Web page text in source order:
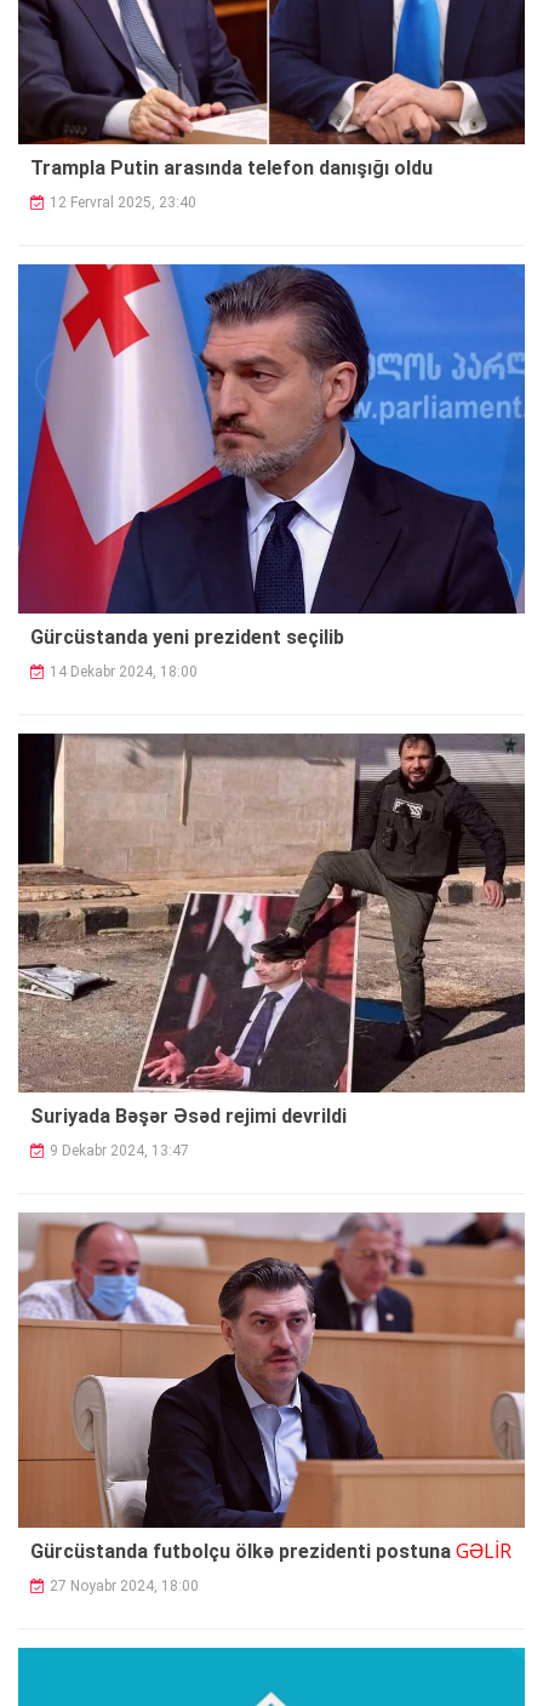
Trampla Putin arasında telefon danışığı oldu
12 Fervral 2025, 23:40
Gürcüstanda yeni prezident seçilib
14 Dekabr 2024, 18:00
Suriyada Bəşər Əsəd rejimi devrildi
9 Dekabr 2024, 13:47
Gürcüstanda futbolçu ölkə prezidenti postuna GƏLİR
27 Noyabr 2024, 18:00